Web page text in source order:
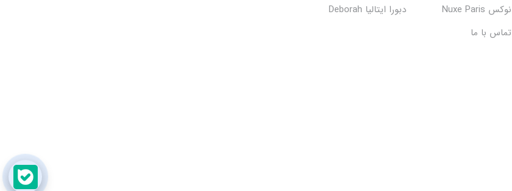
نوکس Nuxe Paris
دبورا ایتالیا Deborah
تماس با ما